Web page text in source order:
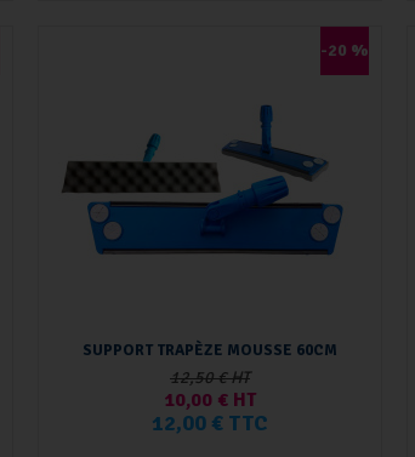
-20 %
SUPPORT TRAPÈZE MOUSSE 60CM
12,50 € HT
10,00 € HT
12,00 € TTC